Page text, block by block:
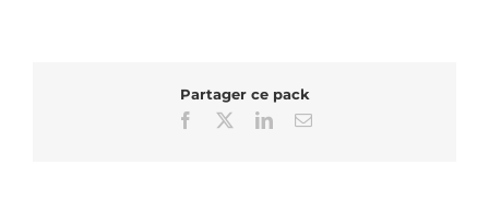
Partager ce pack
Facebook
LinkedInEmail